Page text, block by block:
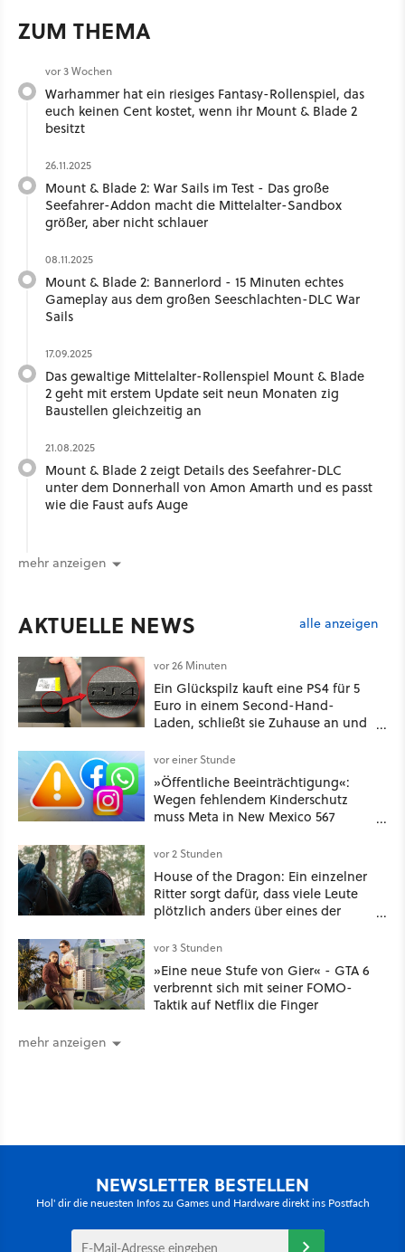
ZUM THEMA
vor 3 Wochen
Warhammer hat ein riesiges Fantasy-Rollenspiel, das
euch keinen Cent kostet, wenn ihr Mount & Blade 2
besitzt
26.11.2025
Mount & Blade 2: War Sails im Test - Das große
Seefahrer-Addon macht die Mittelalter-Sandbox
größer, aber nicht schlauer
08.11.2025
Mount & Blade 2: Bannerlord - 15 Minuten echtes
Gameplay aus dem großen Seeschlachten-DLC War
Sails
17.09.2025
Das gewaltige Mittelalter-Rollenspiel Mount & Blade
2 geht mit erstem Update seit neun Monaten zig
Baustellen gleichzeitig an
21.08.2025
Mount & Blade 2 zeigt Details des Seefahrer-DLC
unter dem Donnerhall von Amon Amarth und es passt
wie die Faust aufs Auge
mehr anzeigen
AKTUELLE NEWS alle anzeigen
vor 26 Minuten
Ein Glückspilz kauft eine PS4 für 5
Euro in einem Second-Hand-
Laden, schließt sie Zuhause an und
funktionierende PlayStation [Best of
GameStar]
vor einer Stunde
»Öffentliche Beeinträchtigung«:
Wegen fehlendem Kinderschutz
muss Meta in New Mexico 567
vor 2 Stunden
House of the Dragon: Ein einzelner
Ritter sorgt dafür, dass viele Leute
plötzlich anders über eines der
Thrones denken
vor 3 Stunden
»Eine neue Stufe von Gier« - GTA 6
verbrennt sich mit seiner FOMO-
Taktik auf Netflix die Finger
mehr anzeigen
NEWSLETTER BESTELLEN
Hol' dir die neuesten Infos zu Games und Hardware direkt ins Postfach